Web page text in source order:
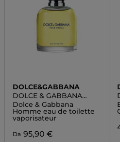
DOLCE&GABBANA
DOLCE & GABBANA
HOMME
Dolce & Gabbana
Homme eau de toilette
vaporisateur
Da 95,90 €